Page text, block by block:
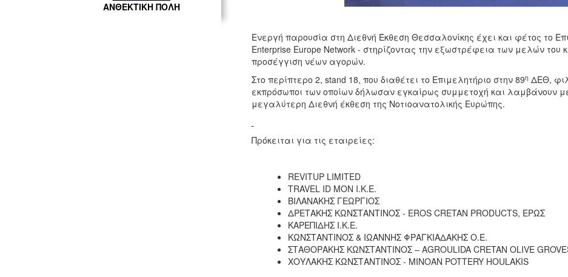
ΑΝΘΕΚΤΙΚΗ ΠΟΛΗ
Ενεργή παρουσία στη Διεθνή Έκθεση Θεσσαλονίκης έχει και φέτος το
Enterprise Europe Network - στηρίζοντας την εξωστρέφεια των μελών του
προσέγγιση νέων αγορών.
Στο περίπτερο 2, stand 18, που διαθέτει το Επιμελητήριο στην 89η ΔΕΘ,
εκπρόσωποι των οποίων δήλωσαν εγκαίρως συμμετοχή και λαμβάνουν
μεγαλύτερη Διεθνή έκθεση της Νοτιοανατολικής Ευρώπης.
Πρόκειται για τις εταιρείες:
REVITUP LIMITED
TRAVEL ID ΜΟΝ Ι.Κ.Ε.
ΒΙΛΑΝΑΚΗΣ ΓΕΩΡΓΙΟΣ
ΔΡΕΤΑΚΗΣ ΚΩΝΣΤΑΝΤΙΝΟΣ - EROS CRETAN PRODUCTS, ΕΡΩΣ
ΚΑΡΕΠΙΔΗΣ Ι.Κ.Ε.
ΚΩΝΣΤΑΝΤΙΝΟΣ & ΙΩΑΝΝΗΣ ΦΡΑΓΚΙΑΔΑΚΗΣ Ο.Ε.
ΣΤΑΘΟΡΑΚΗΣ ΚΩΝΣΤΑΝΤΙΝΟΣ – AGROULIDA CRETAN OLIVE
ΧΟΥΛΑΚΗΣ ΚΩΝΣΤΑΝΤΙΝΟΣ - MINOAN POTTERY HOULAKIS